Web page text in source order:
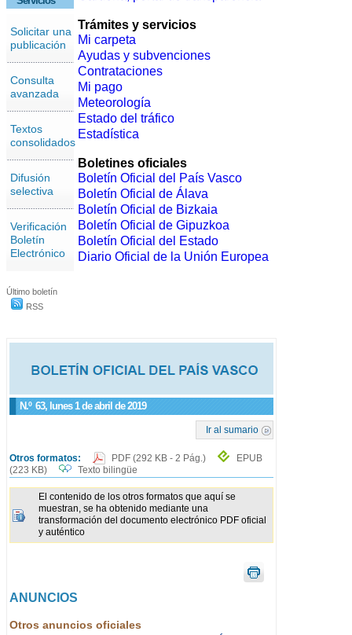
Solicitar una
publicación
Consulta
avanzada
Textos
consolidados
Difusión
selectiva
Verificación
Boletín
Electrónico
Último boletín
RSS
N.º 63, lunes 1 de abril de 2019
Ir al sumario
Otros formatos: PDF (292 KB - 2 Pág.)
EPUB
(223 KB)
Texto bilingüe
El contenido de los otros formatos que aquí se
muestran, se ha obtenido mediante una
transformación del documento electrónico PDF oficial
y auténtico
ANUNCIOS
Otros anuncios oficiales
Trámites y servicios
Mi carpeta
Ayudas y subvenciones
Contrataciones
Mi pago
Meteorología
Estado del tráfico
Estadística
Boletines oficiales
Boletín Oficial del País Vasco
Boletín Oficial de Álava
Boletín Oficial de Bizkaia
Boletín Oficial de Gipuzkoa
Boletín Oficial del Estado
Diario Oficial de la Unión Europea